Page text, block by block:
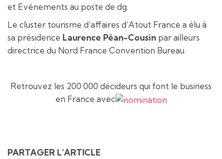
et Evénements au poste de dg.
Le cluster tourisme d’affaires d’Atout France a élu à
sa présidence Laurence Péan-Cousin par ailleurs
directrice du Nord France Convention Bureau.
Retrouvez les 200 000 décideurs qui font le business
en France avec
PARTAGER L'ARTICLE